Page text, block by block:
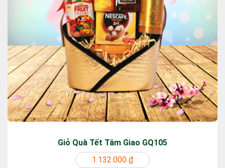
Giỏ Quà Tết Tâm Giao GQ105
1.132.000 ₫